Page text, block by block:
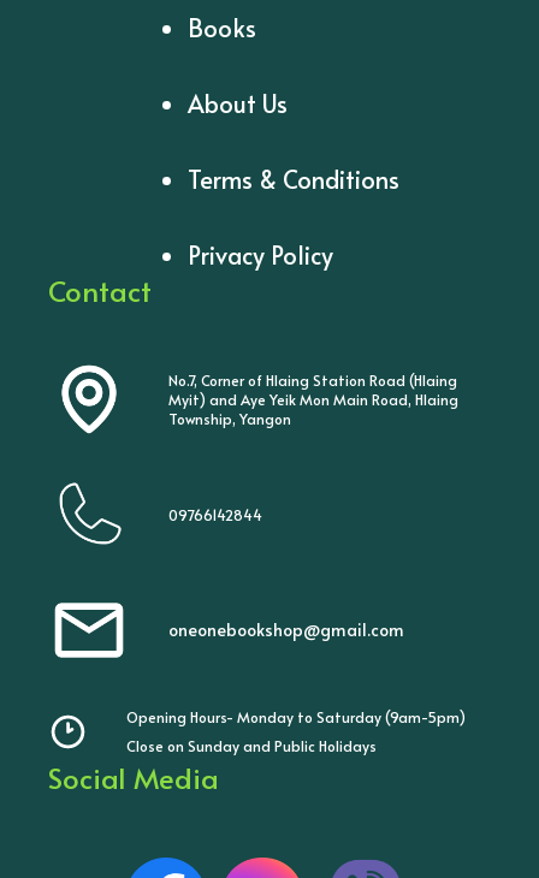
Books
About Us
Terms & Conditions
Privacy Policy
Contact
No.7, Corner of Hlaing Station Road (Hlaing
Myit) and Aye Yeik Mon Main Road, Hlaing
Township, Yangon
09766142844
oneonebookshop@gmail.com
Opening Hours- Monday to Saturday (9am-5pm)
Close on Sunday and Public Holidays
Social Media